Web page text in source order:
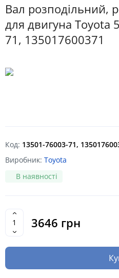
Вал розподільний,
для двигуна Toyota
71, 135017600371
Код: 13501-76003-71,
Виробник: Toyota
В наявності
3646 грн